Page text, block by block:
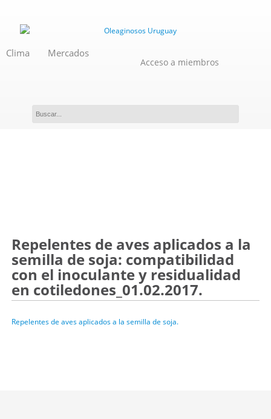
Clima Mercados
Acceso a miembros
Repelentes de aves aplicados a la
semilla de soja: compatibilidad
con el inoculante y residualidad
en cotiledones_01.02.2017.
Repelentes de aves aplicados a la semilla de soja.